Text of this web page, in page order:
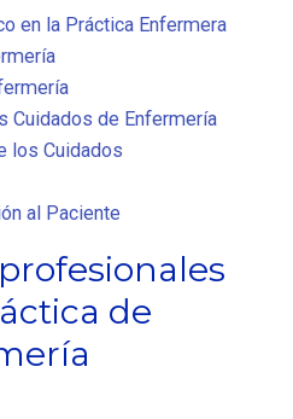
en la Práctica Enfermera
Cuidados de Enfermería
los Cuidados
al Paciente
de